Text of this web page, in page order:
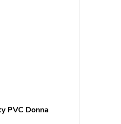
PVC Donna